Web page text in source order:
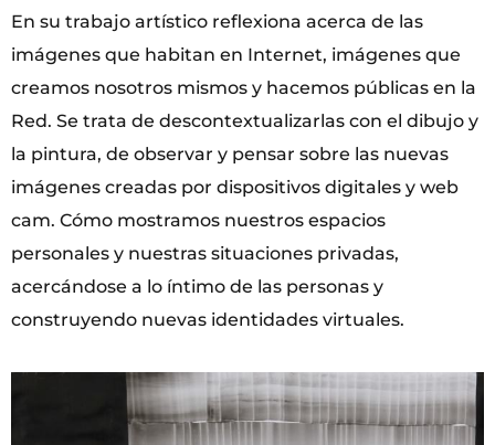
En su trabajo artístico reflexiona acerca de las
imágenes que habitan en Internet, imágenes que
creamos nosotros mismos y hacemos públicas en la
Red. Se trata de descontextualizarlas con el dibujo y
la pintura, de observar y pensar sobre las nuevas
imágenes creadas por dispositivos digitales y web
cam. Cómo mostramos nuestros espacios
personales y nuestras situaciones privadas,
acercándose a lo íntimo de las personas y
construyendo nuevas identidades virtuales.